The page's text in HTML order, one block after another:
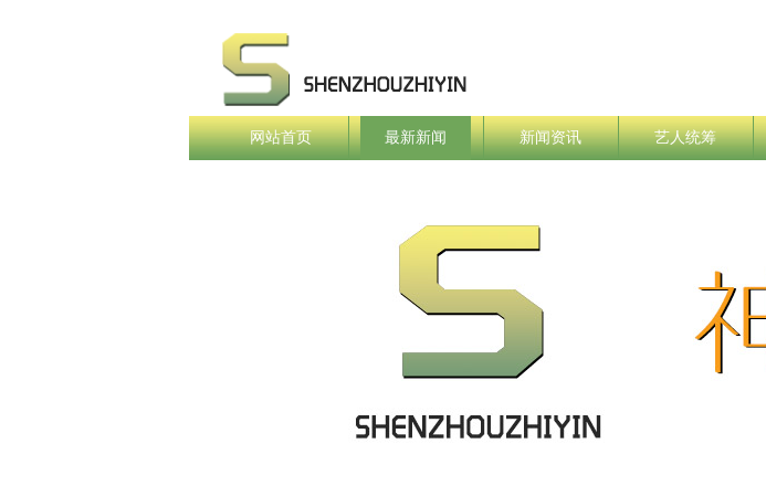
网站首页 最新新闻 新闻资讯 艺人统筹